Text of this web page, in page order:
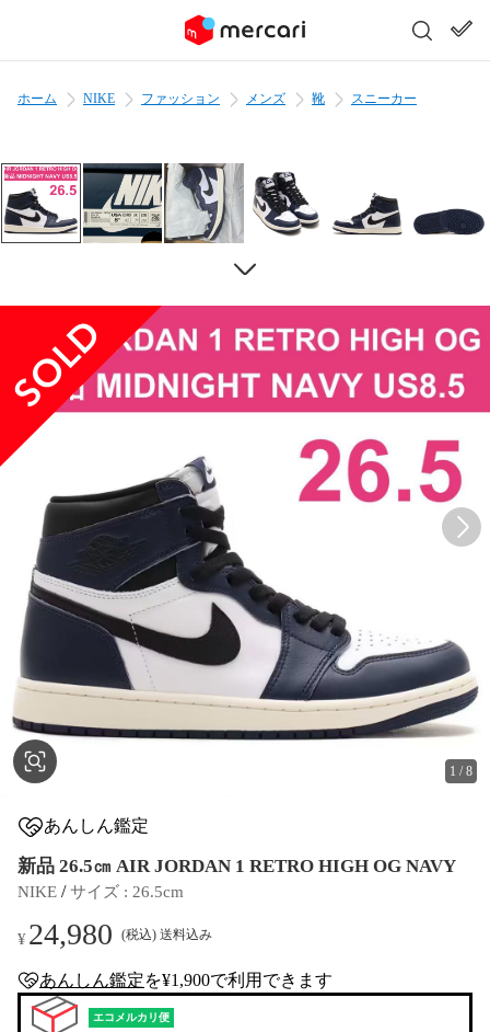
ホーム NIKE ファッション メンズ 靴 スニーカー
1 /8
あんしん鑑定
新品 26.5㎝ AIR JORDAN 1 RETRO HIGH OG NAVY
NIKE / サイズ : 26.5cm
¥24,980 (税込) 送料込み
anshin-appraisal-tag
あんしん鑑定を¥1,900で利用できます
エコメルカリ便